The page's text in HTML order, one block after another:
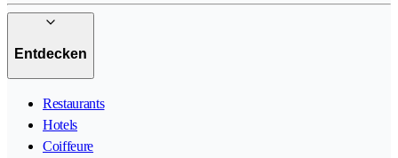
Entdecken
Restaurants
Hotels
Coiffeure